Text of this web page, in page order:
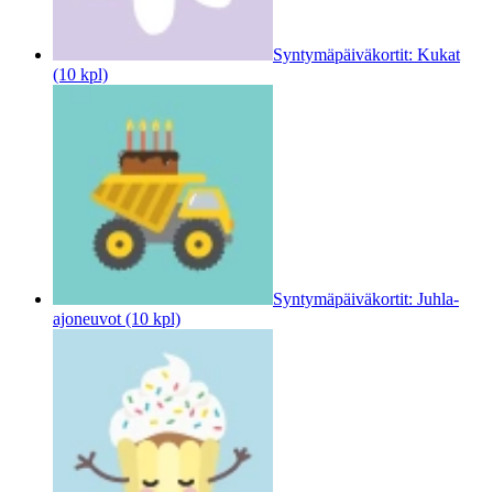
Syntymäpäiväkortit: Kukat
(10 kpl)
Syntymäpäiväkortit: Juhla-
ajoneuvot (10 kpl)